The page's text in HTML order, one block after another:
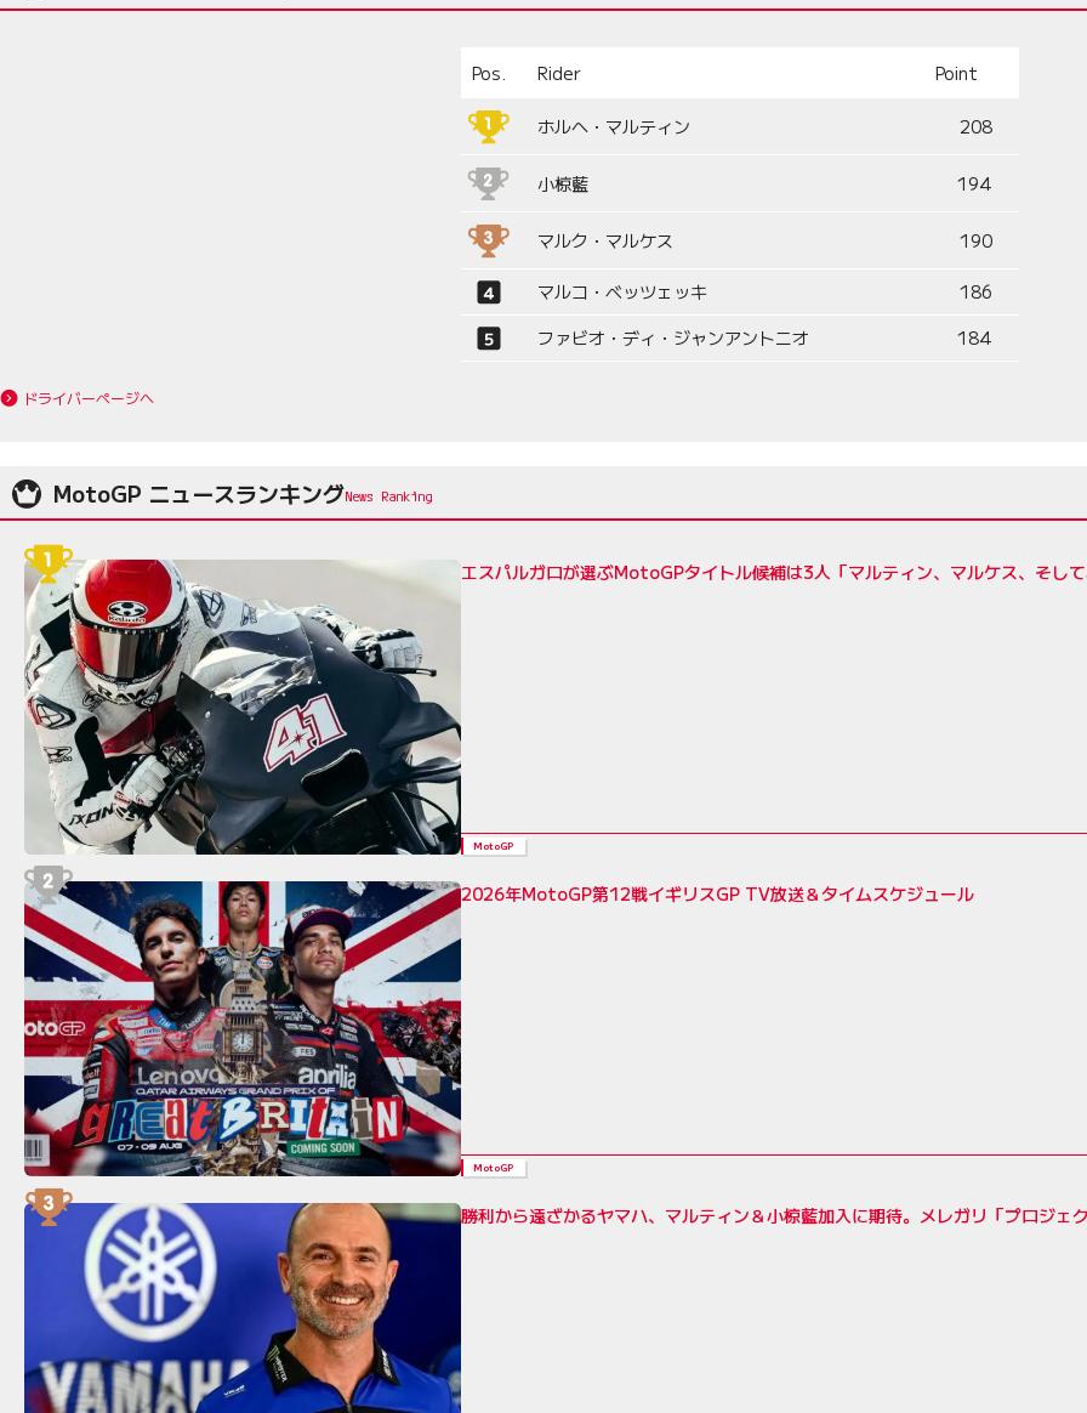
Pos. Rider Point
ホルヘ・マルティン 208
小椋藍 194
マルク・マルケス 190
マルコ・ベッツェッキ
186
ファビオ・ディ・ジャンアントニオ
184
ドライバーページへ
MotoGP ニュースランキング
エスパルガロが選ぶMotoGPタイトル候補は3人「マルティン、マルケス、そし
MotoGP
2026年MotoGP第12戦イギリスGP TV放送＆タイムスケジュール
MotoGP
勝利から遠ざかるヤマハ、マルティン＆小椋藍加入に期待。メレガリ「プロジェ